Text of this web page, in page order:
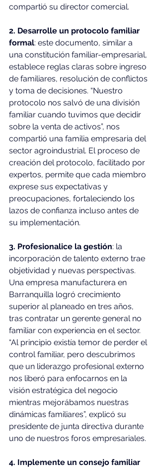
compartió su director comercial.
2. Desarrolle un protocolo familiar
formal: este documento, similar a
una constitución familiar-empresarial,
establece reglas claras sobre ingreso
de familiares, resolución de conflictos
y toma de decisiones. “Nuestro
protocolo nos salvó de una división
familiar cuando tuvimos que decidir
sobre la venta de activos”, nos
compartió una familia empresaria del
sector agroindustrial. El proceso de
creación del protocolo, facilitado por
expertos, permite que cada miembro
exprese sus expectativas y
preocupaciones, fortaleciendo los
lazos de confianza incluso antes de
su implementación.
3. Profesionalice la gestión: la
incorporación de talento externo trae
objetividad y nuevas perspectivas.
Una empresa manufacturera en
Barranquilla logró crecimiento
superior al planeado en tres años,
tras contratar un gerente general no
familiar con experiencia en el sector.
“Al principio existía temor de perder el
control familiar, pero descubrimos
que un liderazgo profesional externo
nos liberó para enfocarnos en la
visión estratégica del negocio
mientras mejorábamos nuestras
dinámicas familiares”, explicó su
presidente de junta directiva durante
uno de nuestros foros empresariales.
4. Implemente un consejo familiar